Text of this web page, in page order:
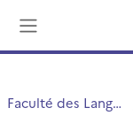
Faculté des Langues Cultures et Sociétés (FLCS)